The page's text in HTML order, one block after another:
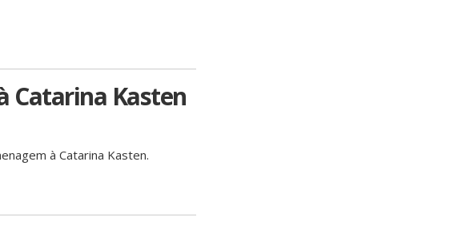
Catarina Kasten
à Catarina Kasten.